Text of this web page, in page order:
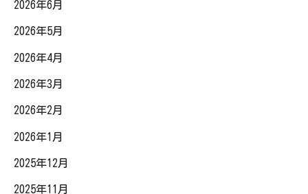
2026年6月
2026年5月
2026年4月
2026年3月
2026年2月
2026年1月
2025年12月
2025年11月